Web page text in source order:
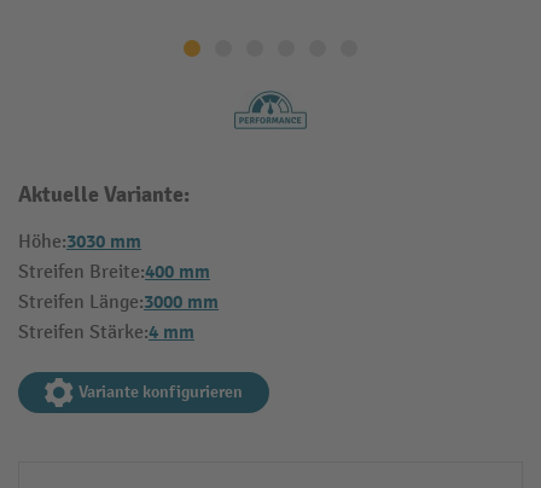
Aktuelle Variante:
Höhe:3030 mm
Streifen Breite:400 mm
Streifen Länge:3000 mm
Streifen Stärke:4 mm
Variante konfigurieren